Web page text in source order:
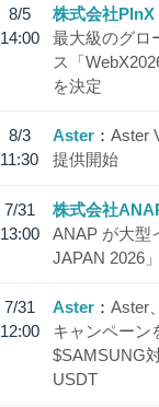
8/5
14:00
株式会社PlnX
最大級のグロ
ス「
を決定
8/3
11:30
Aster
Aster
提供開始
7/31
13:00
株式会社
ANAP が大型
JAPAN 2026
7/31
12:00
Aster
Aster
キャンペーン
$SAMSUNG
USDT